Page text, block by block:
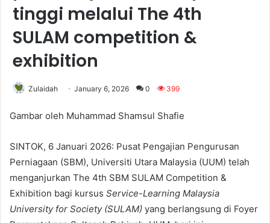
tinggi melalui The 4th
SULAM competition &
exhibition
Zulaidah January 6, 2026 0 399
Gambar oleh Muhammad Shamsul Shafie
SINTOK, 6 Januari 2026: Pusat Pengajian Pengurusan
Perniagaan (SBM), Universiti Utara Malaysia (UUM) telah
menganjurkan The 4th SBM SULAM Competition &
Exhibition bagi kursus Service-Learning Malaysia
University for Society (SULAM) yang berlangsung di Foyer